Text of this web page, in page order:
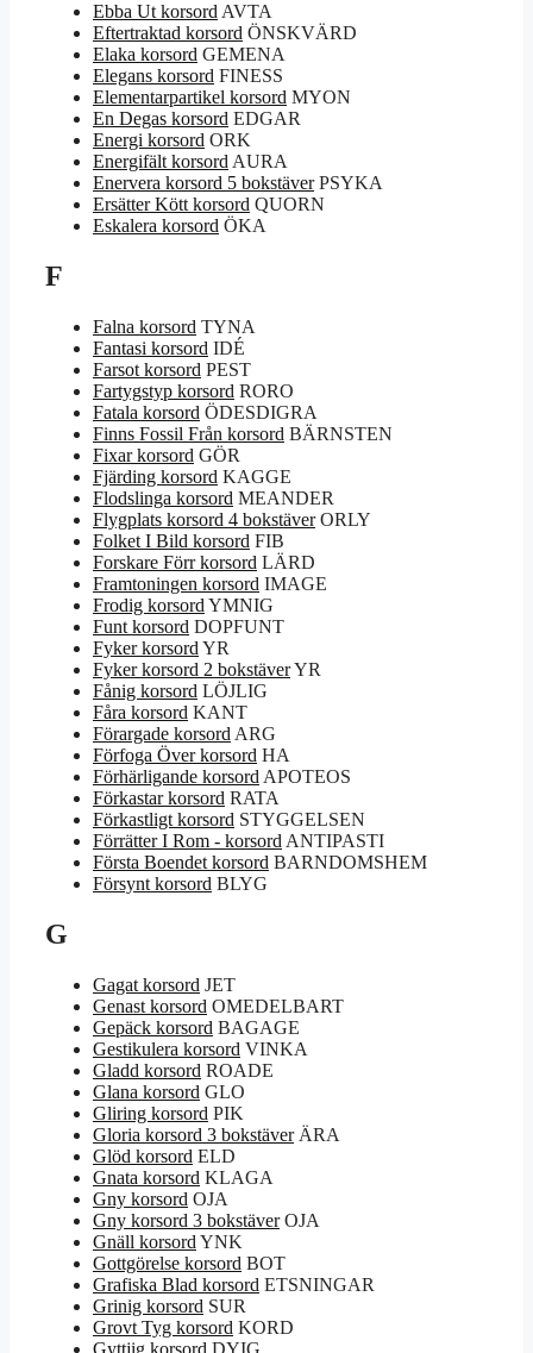
Ebba Ut korsord AVTA
Eftertraktad korsord ÖNSKVÄRD
Elaka korsord GEMENA
Elegans korsord FINESS
Elementarpartikel korsord MYON
En Degas korsord EDGAR
Energi korsord ORK
Energifält korsord AURA
Enervera korsord 5 bokstäver PSYKA
Ersätter Kött korsord QUORN
Eskalera korsord ÖKA
F
Falna korsord TYNA
Fantasi korsord IDÉ
Farsot korsord PEST
Fartygstyp korsord RORO
Fatala korsord ÖDESDIGRA
Finns Fossil Från korsord BÄRNSTEN
Fixar korsord GÖR
Fjärding korsord KAGGE
Flodslinga korsord MEANDER
Flygplats korsord 4 bokstäver ORLY
Folket I Bild korsord FIB
Forskare Förr korsord LÄRD
Framtoningen korsord IMAGE
Frodig korsord YMNIG
Funt korsord DOPFUNT
Fyker korsord YR
Fyker korsord 2 bokstäverYR
Fånig korsord LÖJLIG
Fåra korsord KANT
Förargade korsord ARG
Förfoga Över korsord HA
Förhärligande korsord APOTEOS
Förkastar korsord RATA
Förkastligt korsord STYGGELSEN
Förrätter I Rom - korsord ANTIPASTI
Första Boendet korsord BARNDOMSHEM
Försynt korsord BLYG
G
Gagat korsord JET
Genast korsord OMEDELBART
Gepäck korsord BAGAGE
Gestikulera korsord VINKA
Gladd korsord ROADE
Glana korsord GLO
Gliring korsord PIK
Gloria korsord 3 bokstäver ÄRA
Glöd korsord ELD
Gnata korsord KLAGA
Gny korsord OJA
Gny korsord 3 bokstäver OJA
Gnäll korsord YNK
Gottgörelse korsord BOT
Grafiska Blad korsord ETSNINGAR
Grinig korsord SUR
Grovt Tyg korsord KORD
Gyttjig korsord DYIG